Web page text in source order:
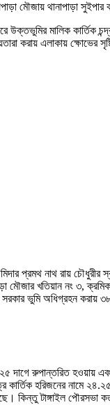
মৌজায় থানাপাড়া
উক্তভুমির মালিক কার্তিক
করায় এলাকায় ক্ষোভের
প্রমথ নাথ রায়
মৌজার খতিয়ান নং ৩,
ভুমি অধিগ্রহন করায়
রুপান্তরিত হওয়ায় এবং
কার্তিক হরিজনের নামে
কিন্তু টাঙ্গাইল পৌরসভা